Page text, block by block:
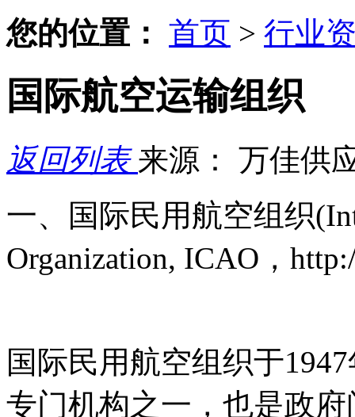
您的位置： 首页 > 行业
国际航空运输组织
返回列表来源： 万佳供
一、国际民用航空组织
Organization, ICAO，
国际民用航空组织于
专门机构之一，也是政